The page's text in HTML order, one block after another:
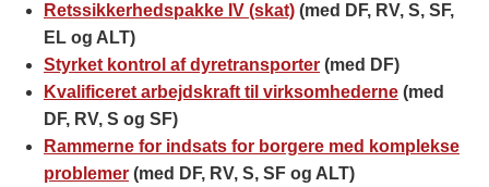
Retssikkerhedspakke IV (skat) (med DF, RV, S, SF,
EL og ALT)
Styrket kontrol af dyretransporter (med DF)
Kvalificeret arbejdskraft til virksomhederne (med
DF, RV, S og SF)
Rammerne for indsats for borgere med komplekse
problemer (med DF, RV, S, SF og ALT)